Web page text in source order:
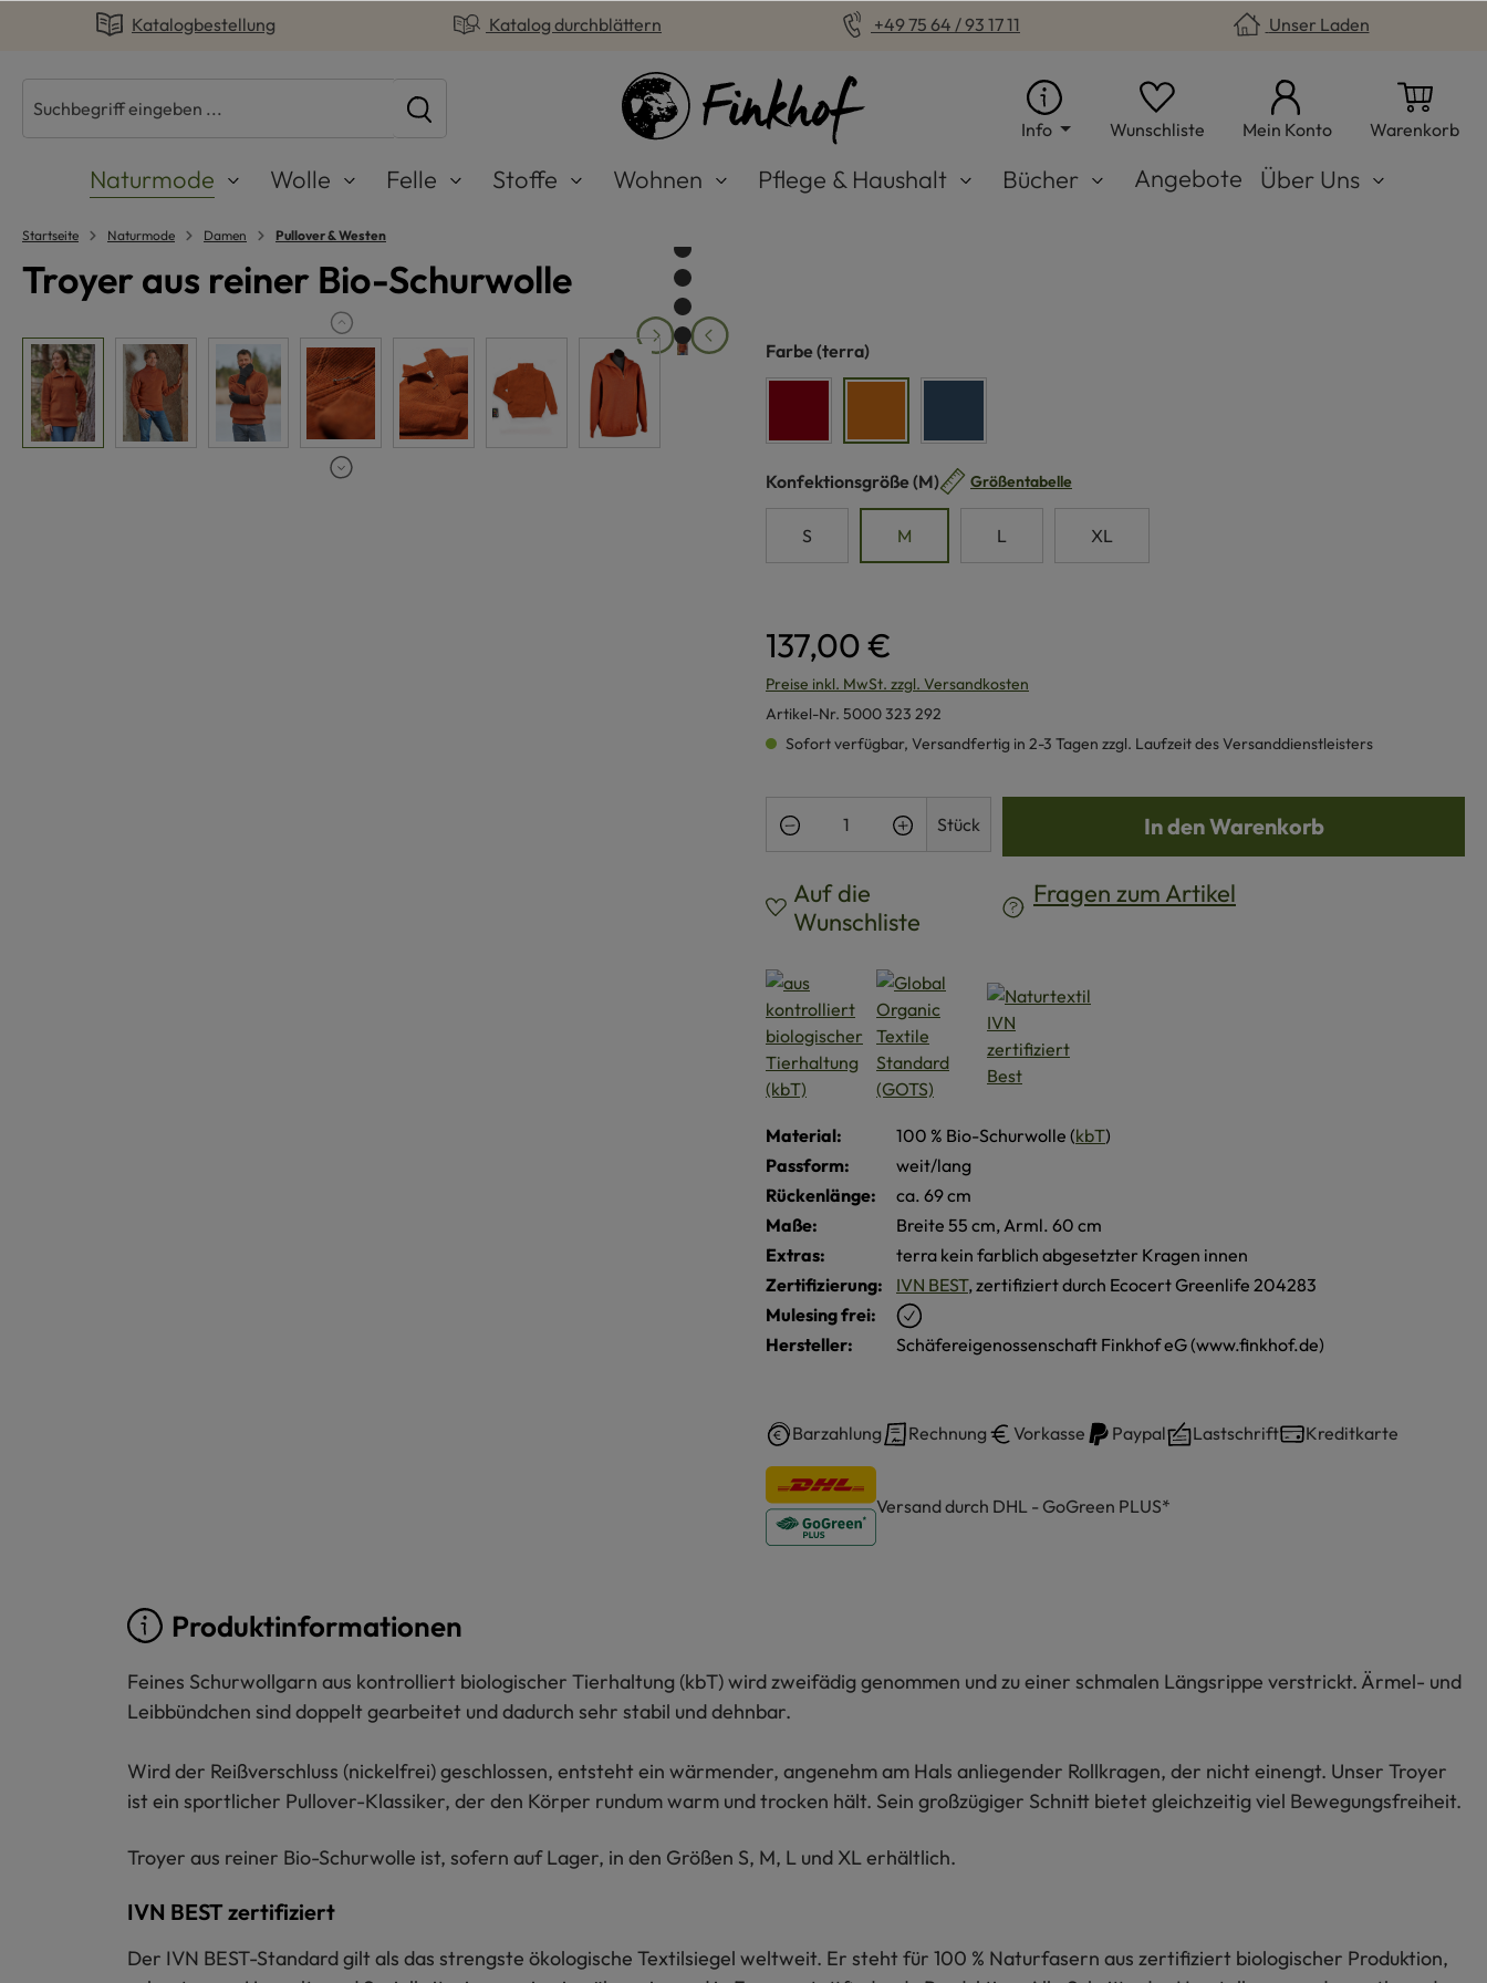
Zur Hauptnavigation springen
Katalogbestellung Katalog durchblättern +49 75 64 / 93 17 11 Unser Laden
Info Wunschliste Du hast 0 Produkte auf dem
Mein Konto Warenkorb
Naturmode Wolle Felle Stoffe Wohnen Pflege & Haushalt Bücher Angebote Über Uns
Startseite Naturmode Damen Pullover & Westen
Troyer aus reiner Bio-Schurwolle
Bildergalerie überspringen Farbe auswählen
(terra)
Konfektionsgröße auswählen
(M) Größentabelle
S M L XL
137,00 €
Preise inkl. MwSt. zzgl. Versandkosten
Artikel-Nr. 5000 323 292
Sofort verfügbar, Versandfertig in 2-3 Tagen zzgl. Laufzeit des Versanddienstleisters
Produkt Anzahl: Gib den gewünschten Wert ein oder
Stück In den Warenkorb
Auf die
Wunschliste
Fragen zum Artikel
Material: 100 % Bio-Schurwolle (kbT)
Passform:
weit/lang
Rückenlänge:
ca. 69 cm
Maße:
Breite 55 cm, Arml. 60 cm
Extras:
terra kein farblich abgesetzter Kragen innen
Zertifizierung:
IVN BEST, zertifiziert durch Ecocert Greenlife 204283
Mulesing frei:
Hersteller:
Schäfereigenossenschaft Finkhof eG (www.finkhof.de)
Barzahlung Rechnung Vorkasse Paypal Lastschrift Kreditkarte
Versand durch DHL - GoGreen PLUS*
Produktinformationen
Feines Schurwollgarn aus kontrolliert biologischer Tierhaltung (kbT) wird zweifädig genommen und zu einer schmalen Längsrippe verstrickt. Ärmel- und
Leibbündchen sind doppelt gearbeitet und dadurch sehr stabil und dehnbar.
Wird der Reißverschluss (nickelfrei) geschlossen, entsteht ein wärmender, angenehm am Hals anliegender Rollkragen, der nicht einengt. Unser Troyer
ist ein sportlicher Pullover-Klassiker, der den Körper rundum warm und trocken hält. Sein großzügiger Schnitt bietet gleichzeitig viel Bewegungsfreiheit.
Troyer aus reiner Bio-Schurwolle ist, sofern auf Lager, in den Größen S, M, L und XL erhältlich.
IVN BEST zertifiziert
Der IVN BEST-Standard gilt als das strengste ökologische Textilsiegel weltweit. Er steht für 100 % Naturfasern aus zertifiziert biologischer Produktion,